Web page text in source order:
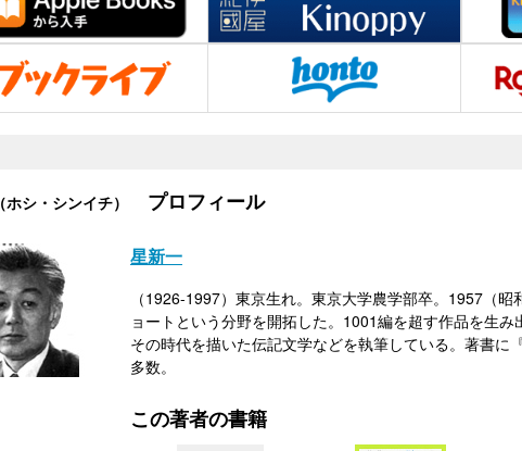
（ホシ・シンイチ） プロフィール
星新一
（1926-1997）東京生れ。東京大学農学部卒。1957（
ョートという分野を開拓した。1001編を超す作品を生
その時代を描いた伝記文学などを執筆している。著書
多数。
この著者の書籍